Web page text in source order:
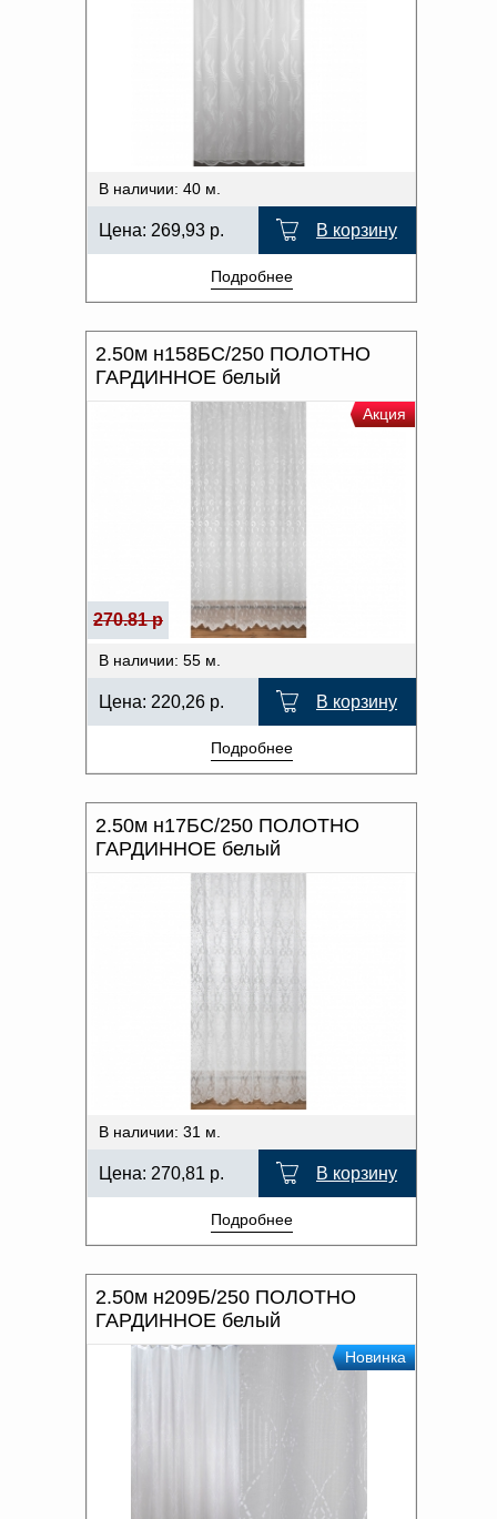
В наличии: 40 м.
Цена: 269,93 р. В корзину
Подробнее
2.50м н158БС/250 ПОЛОТНО
ГАРДИННОЕ белый
Акция
270.81 р
В наличии: 55 м.
Цена: 220,26 р. В корзину
Подробнее
2.50м н17БС/250 ПОЛОТНО
ГАРДИННОЕ белый
В наличии: 31 м.
Цена: 270,81 р. В корзину
Подробнее
2.50м н209Б/250 ПОЛОТНО
ГАРДИННОЕ белый
Новинка